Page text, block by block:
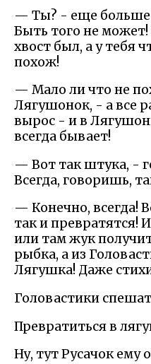
— Ты? - еще больше
Быть того не может!
хвост был, а у тебя
похож!
— Мало ли что не
Лягушонок, - а все
вырос - и в
всегда бывает!
— Вот так штука, -
Всегда, говоришь,
— Конечно, всегда!
так и превратятся!
или там жук
рыбка, а из
Лягушка! Даже
Головастики спешат
Превратиться в
Ну, тут Русачок ему